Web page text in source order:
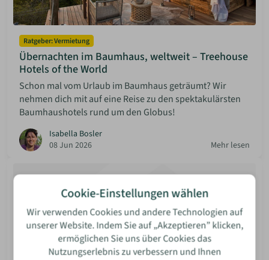
Ratgeber: Vermietung
Übernachten im Baumhaus, weltweit – Treehouse
Hotels of the World
Schon mal vom Urlaub im Baumhaus geträumt? Wir
nehmen dich mit auf eine Reise zu den spektakulärsten
Baumhaushotels rund um den Globus!
Isabella Bosler
08 Jun 2026
Mehr lesen
Cookie-Einstellungen wählen
Wir verwenden Cookies und andere Technologien auf
unserer Website. Indem Sie auf „Akzeptieren” klicken,
ermöglichen Sie uns über Cookies das
Nutzungserlebnis zu verbessern und Ihnen